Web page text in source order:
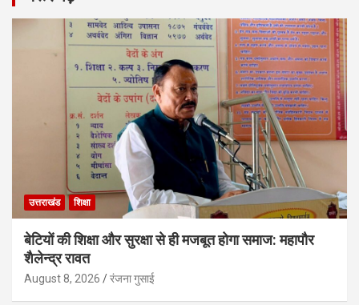
उत्तराखंड शिक्षा
बेटियों की शिक्षा और सुरक्षा से ही मजबूत होगा समाज: महापौर
शैलेन्द्र रावत
August 8, 2026 रंजना गुसाई